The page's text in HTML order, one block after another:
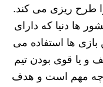
طرح ریزی می کند.
ها دنیا که دارای
بازی ها استفاده می
و یا قوی بودن تیم
چه مهم است و هدف